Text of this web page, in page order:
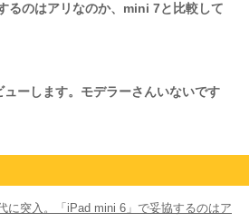
るのはアリなのか、mini 7と比較して
ーします。モデラーさんいないです
に突入。「iPad mini 6」で妥協するのはア